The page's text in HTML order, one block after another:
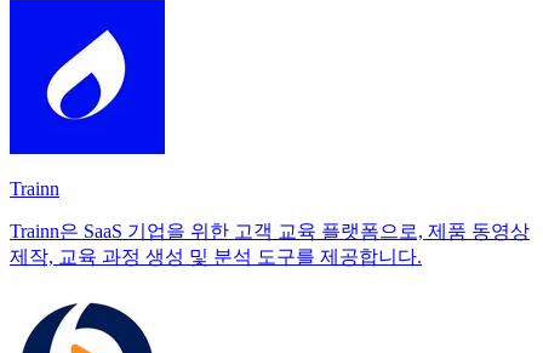
Trainn
Trainn은 SaaS 기업을 위한 고객 교육 플랫폼으로, 제품 동영상
제작, 교육 과정 생성 및 분석 도구를 제공합니다.